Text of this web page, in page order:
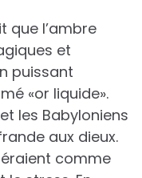
que l’ambre
et
puissant
«or liquide».
les Babyloniens
aux dieux.
comme